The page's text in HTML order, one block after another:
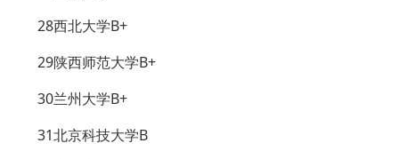
28西北大学B+
29陕西师范大学B+
30兰州大学B+
31北京科技大学B